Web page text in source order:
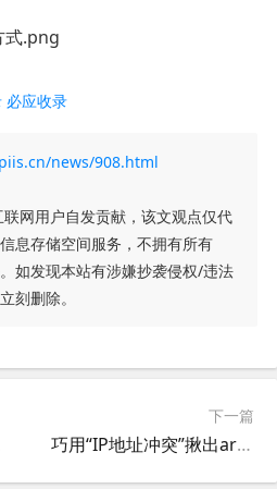
必应收录
news/908.html
网用户自发贡献，该文观点仅代
息存储空间服务，不拥有所有
如发现本站有涉嫌抄袭侵权/违法
刻删除。
下一篇
巧用“IP地址冲突”揪出arp病毒源找出局域网内arp攻击电脑或服务器